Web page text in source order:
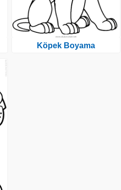
Köpek Boyama